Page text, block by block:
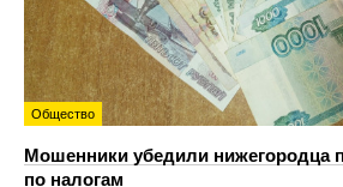
Общество
Мошенники убедили нижегородца
по налогам